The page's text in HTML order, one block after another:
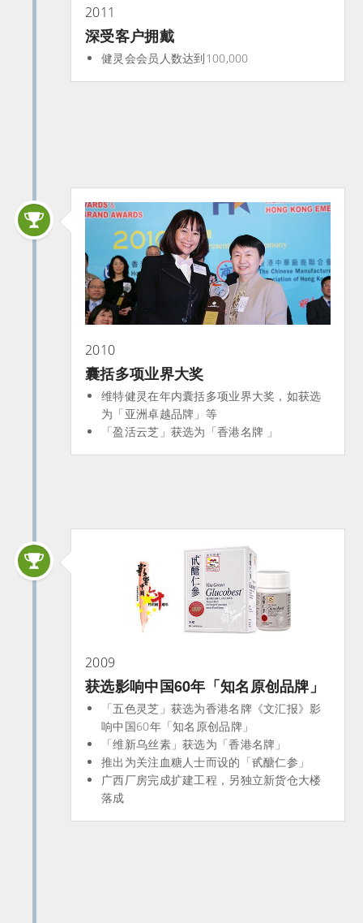
2011
深受客户拥戴
健灵会会员人数达到100,000
2010
囊括多项业界大奖
维特健灵在年内囊括多项业界大奖，如获选
为「亚洲卓越品牌」等
「盈活云芝」获选为「香港名牌 」
2009
获选影响中国60年「知名原创品牌」
「五色灵芝」获选为香港名牌《文汇报》影
响中国60年「知名原创品牌」
「维新乌丝素」获选为「香港名牌」
推出为关注血糖人士而设的「甙醣仁参」
广西厂房完成扩建工程，另独立新货仓大楼
落成